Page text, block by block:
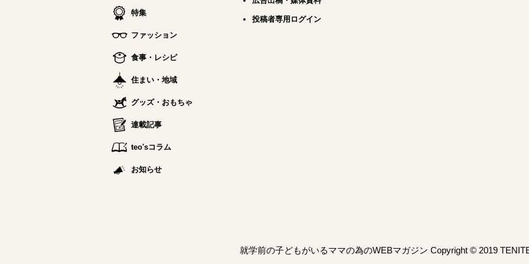
特集
ファッション
食事・レシピ
住まい・地域
グッズ・おもちゃ
連載記事
teo'sコラム
お知らせ
投稿者専用ログイン
就学前の子どもがいるママの為のWEBマガジン Copyright © 2019